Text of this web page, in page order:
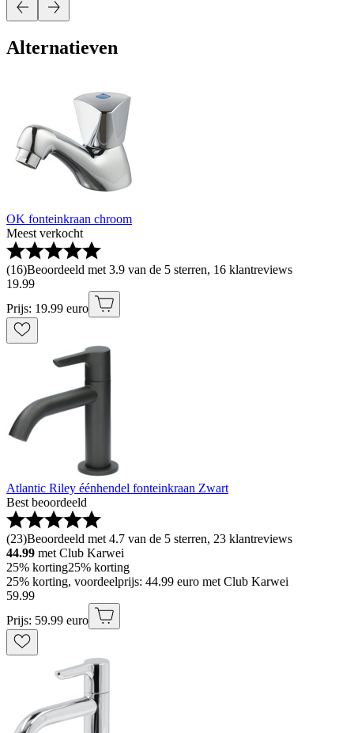
Alternatieven
OK fonteinkraan chroom
Meest verkocht
(16)Beoordeeld met 3.9 van de 5 sterren, 16 klantreviews
19.99
Prijs: 19.99 euro
Atlantic Riley éénhendel fonteinkraan Zwart
Best beoordeeld
(23)Beoordeeld met 4.7 van de 5 sterren, 23 klantreviews
44.99 met Club Karwei
25% korting25% korting
25% korting, voordeelprijs: 44.99 euro met Club Karwei
59.99
Prijs: 59.99 euro